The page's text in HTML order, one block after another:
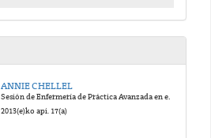
ANNIE CHELLEL
Sesión de Enfermería de Práctica Avanzada en el Reino Unido
2013(e)ko api. 17(a)